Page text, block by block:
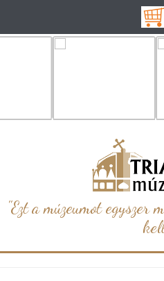
"Ezt a múzeumot